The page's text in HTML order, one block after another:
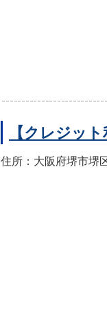
【クレジッ
住所：大阪府堺市堺